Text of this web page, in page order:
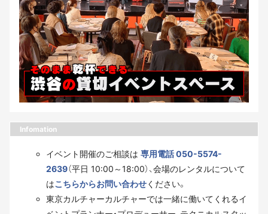
Infomation
イベント開催のご相談は 専用電話 050-5574-
2639（平日 10:00～18:00）、会場のレンタルについて
はこちらからお問い合わせください。
東京カルチャーカルチャーでは一緒に働いてくれるイ